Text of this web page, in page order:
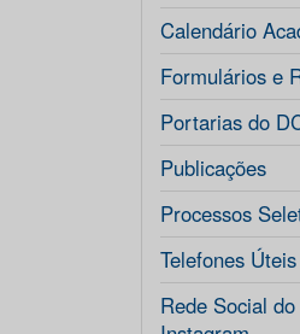
Calendário
Formulários e
Portarias do
Publicações
Processos
Telefones Úteis
Rede Social